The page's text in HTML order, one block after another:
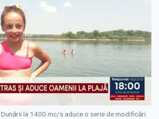
la 1400 mc/s aduce o serie de modificări